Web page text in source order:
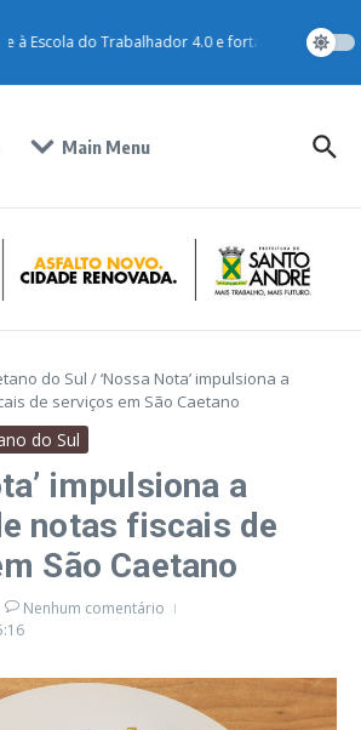
à Escola do Trabalhador 4.0 e fortalece
Main Menu
do Sul /‘Nossa Nota’ impulsiona a
de serviços em São Caetano
do Sul
impulsiona a
notas fiscais de
São Caetano
Nenhum comentário